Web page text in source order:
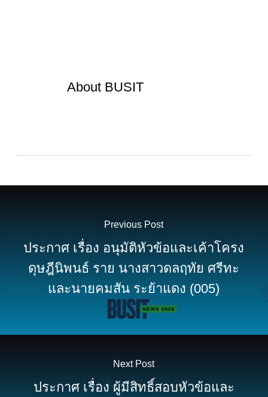
AboutBUSIT
Previous Post
ประกาศ เรื่อง อนุมัติหัวข้อและเค้าโครง
ดุษฎีนิพนธ์ ราย นางสาวดลฤทัย ศรีทะ
และนายคมสัน ระย้าแดง (005)
Next Post
ประกาศ เรื่อง ผู้มีสิทธิ์สอบหัวข้อและ